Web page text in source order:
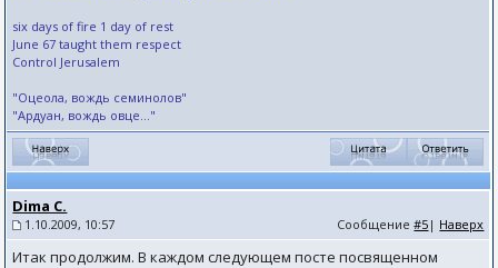
six days of fire 1 day of rest
June 67 taught them respect
Control Jerusalem
"Оцеола, вождь семинолов"
"Ардуан, вождь овце..."
Dima C.
1.10.2009, 10:57 Сообщение#5 | Наверх
Итак продолжим. В каждом следующем посте посвященном